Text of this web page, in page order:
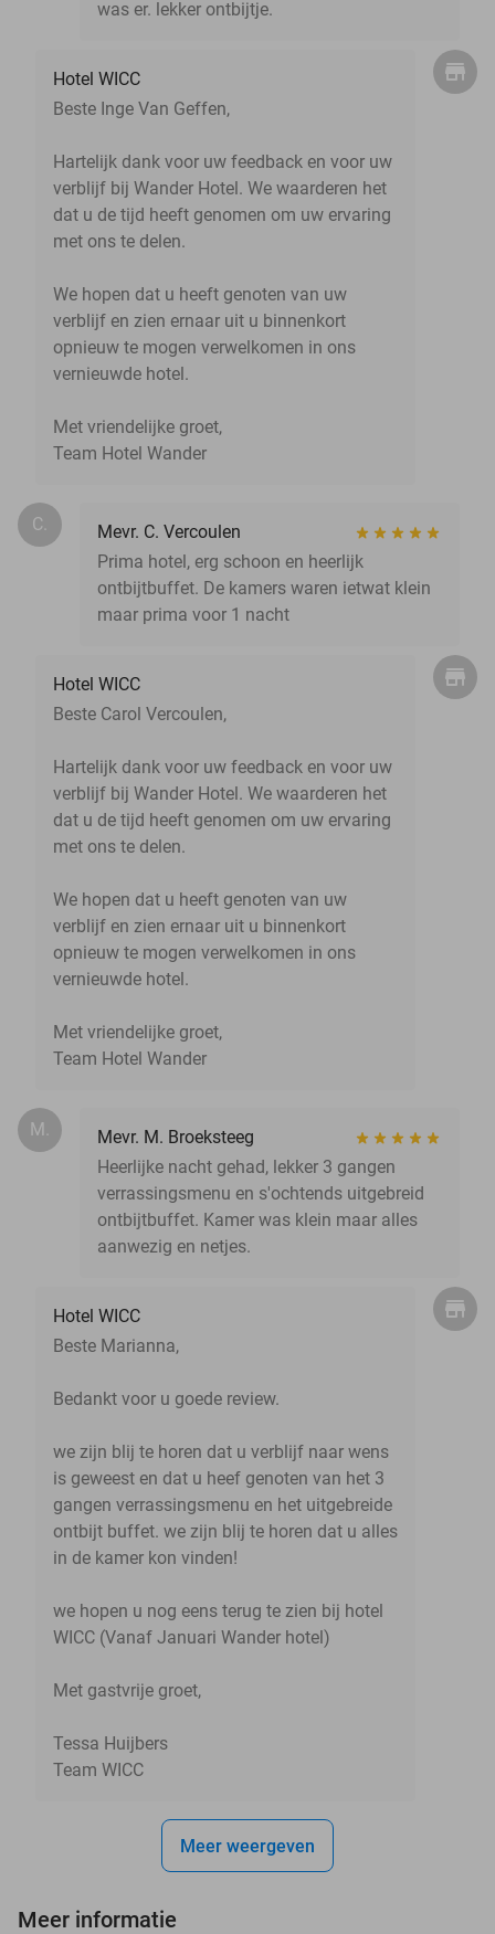
was er. lekker ontbijtje.
Hotel WICC
Beste Inge Van Geffen,
Hartelijk dank voor uw feedback en voor uw
verblijf bij Wander Hotel. We waarderen het
dat u de tijd heeft genomen om uw ervaring
met ons te delen.
We hopen dat u heeft genoten van uw
verblijf en zien ernaar uit u binnenkort
opnieuw te mogen verwelkomen in ons
vernieuwde hotel.
Met vriendelijke groet,
Team Hotel Wander
C.
Mevr. C. Vercoulen
Prima hotel, erg schoon en heerlijk
ontbijtbuffet. De kamers waren ietwat klein
maar prima voor 1 nacht
Hotel WICC
Beste Carol Vercoulen,
Hartelijk dank voor uw feedback en voor uw
verblijf bij Wander Hotel. We waarderen het
dat u de tijd heeft genomen om uw ervaring
met ons te delen.
We hopen dat u heeft genoten van uw
verblijf en zien ernaar uit u binnenkort
opnieuw te mogen verwelkomen in ons
vernieuwde hotel.
Met vriendelijke groet,
Team Hotel Wander
M.
Mevr. M. Broeksteeg
Heerlijke nacht gehad, lekker 3 gangen
verrassingsmenu en s'ochtends uitgebreid
ontbijtbuffet. Kamer was klein maar alles
aanwezig en netjes.
Hotel WICC
Beste Marianna,
Bedankt voor u goede review.
we zijn blij te horen dat u verblijf naar wens
is geweest en dat u heef genoten van het 3
gangen verrassingsmenu en het uitgebreide
ontbijt buffet. we zijn blij te horen dat u alles
in de kamer kon vinden!
we hopen u nog eens terug te zien bij hotel
WICC (Vanaf Januari Wander hotel)
Met gastvrije groet,
Tessa Huijbers
Team WICC
Meer weergeven
Meer informatie